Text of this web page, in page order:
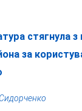
стягнула з
за